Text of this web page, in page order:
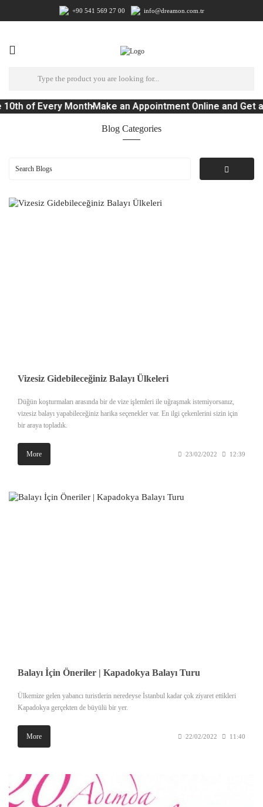
+90 541 569 27 00 info@dreamon.com.tr
of Every MonthMake an Appointment Online and Get a
Blog Categories
Vizesiz Gidebileceğiniz Balayı Ülkeleri
Düğün koşturmaları arasında bir de vize işlemleri ile uğraşmak istemiyorsanız,
vizesiz balayı yapabileceğiniz harika seçenekler var. En ilgi çekenlerini sizin için
bir araya topladık.
More 23/02/2022 12:39
Balayı İçin Öneriler | Kapadokya Balayı Turu
Ülkemize gelen yabancı turistlerin neredeyse İstanbul kadar çok ziyaret ettikleri
Kapadokya gerçekten de büyülü bir yer.
More 22/02/2022 11:40